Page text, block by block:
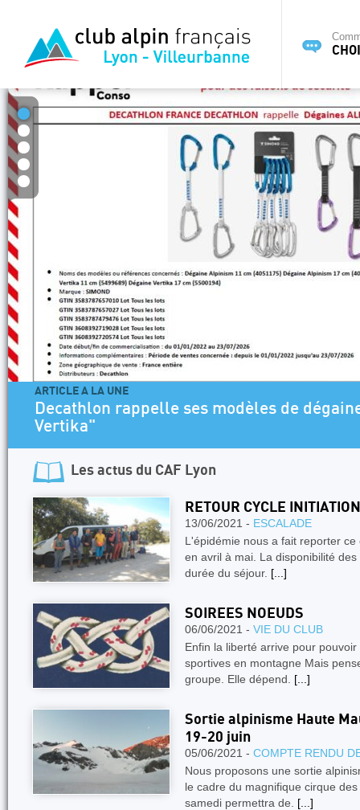
ARTICLE A LA UNE
Decathlon rappelle ses modèles de dégaines
Vertika"
Les actus du CAF Lyon
RETOUR CYCLE
13/06/2021 - ESCALADE
L'épidémie nous a fait reporter
en avril à mai. La disponibilité
durée du séjour. [...]
SOIREES NOEUDS
06/06/2021 - VIE DU CLUB
Enfin la liberté arrive pour
sportives en montagne Mais
groupe. Elle dépend. [...]
Sortie alpinisme Haute
19-20 juin
05/06/2021 - COMPTE RENDU
Nous proposons une sortie
le cadre du magnifique cirque
samedi permettra de. [...]